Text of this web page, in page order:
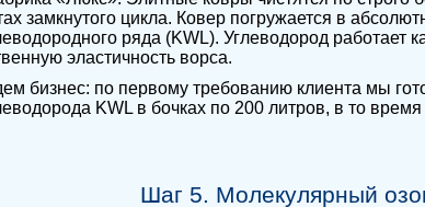
замкнутого цикла. Ковер погружается в
ряда (KWL). Углеводород
эластичность ворса.
бизнес: по первому требованию клиента мы
KWL в бочках по 200 литров, в то
Шаг 5. Молекулярный